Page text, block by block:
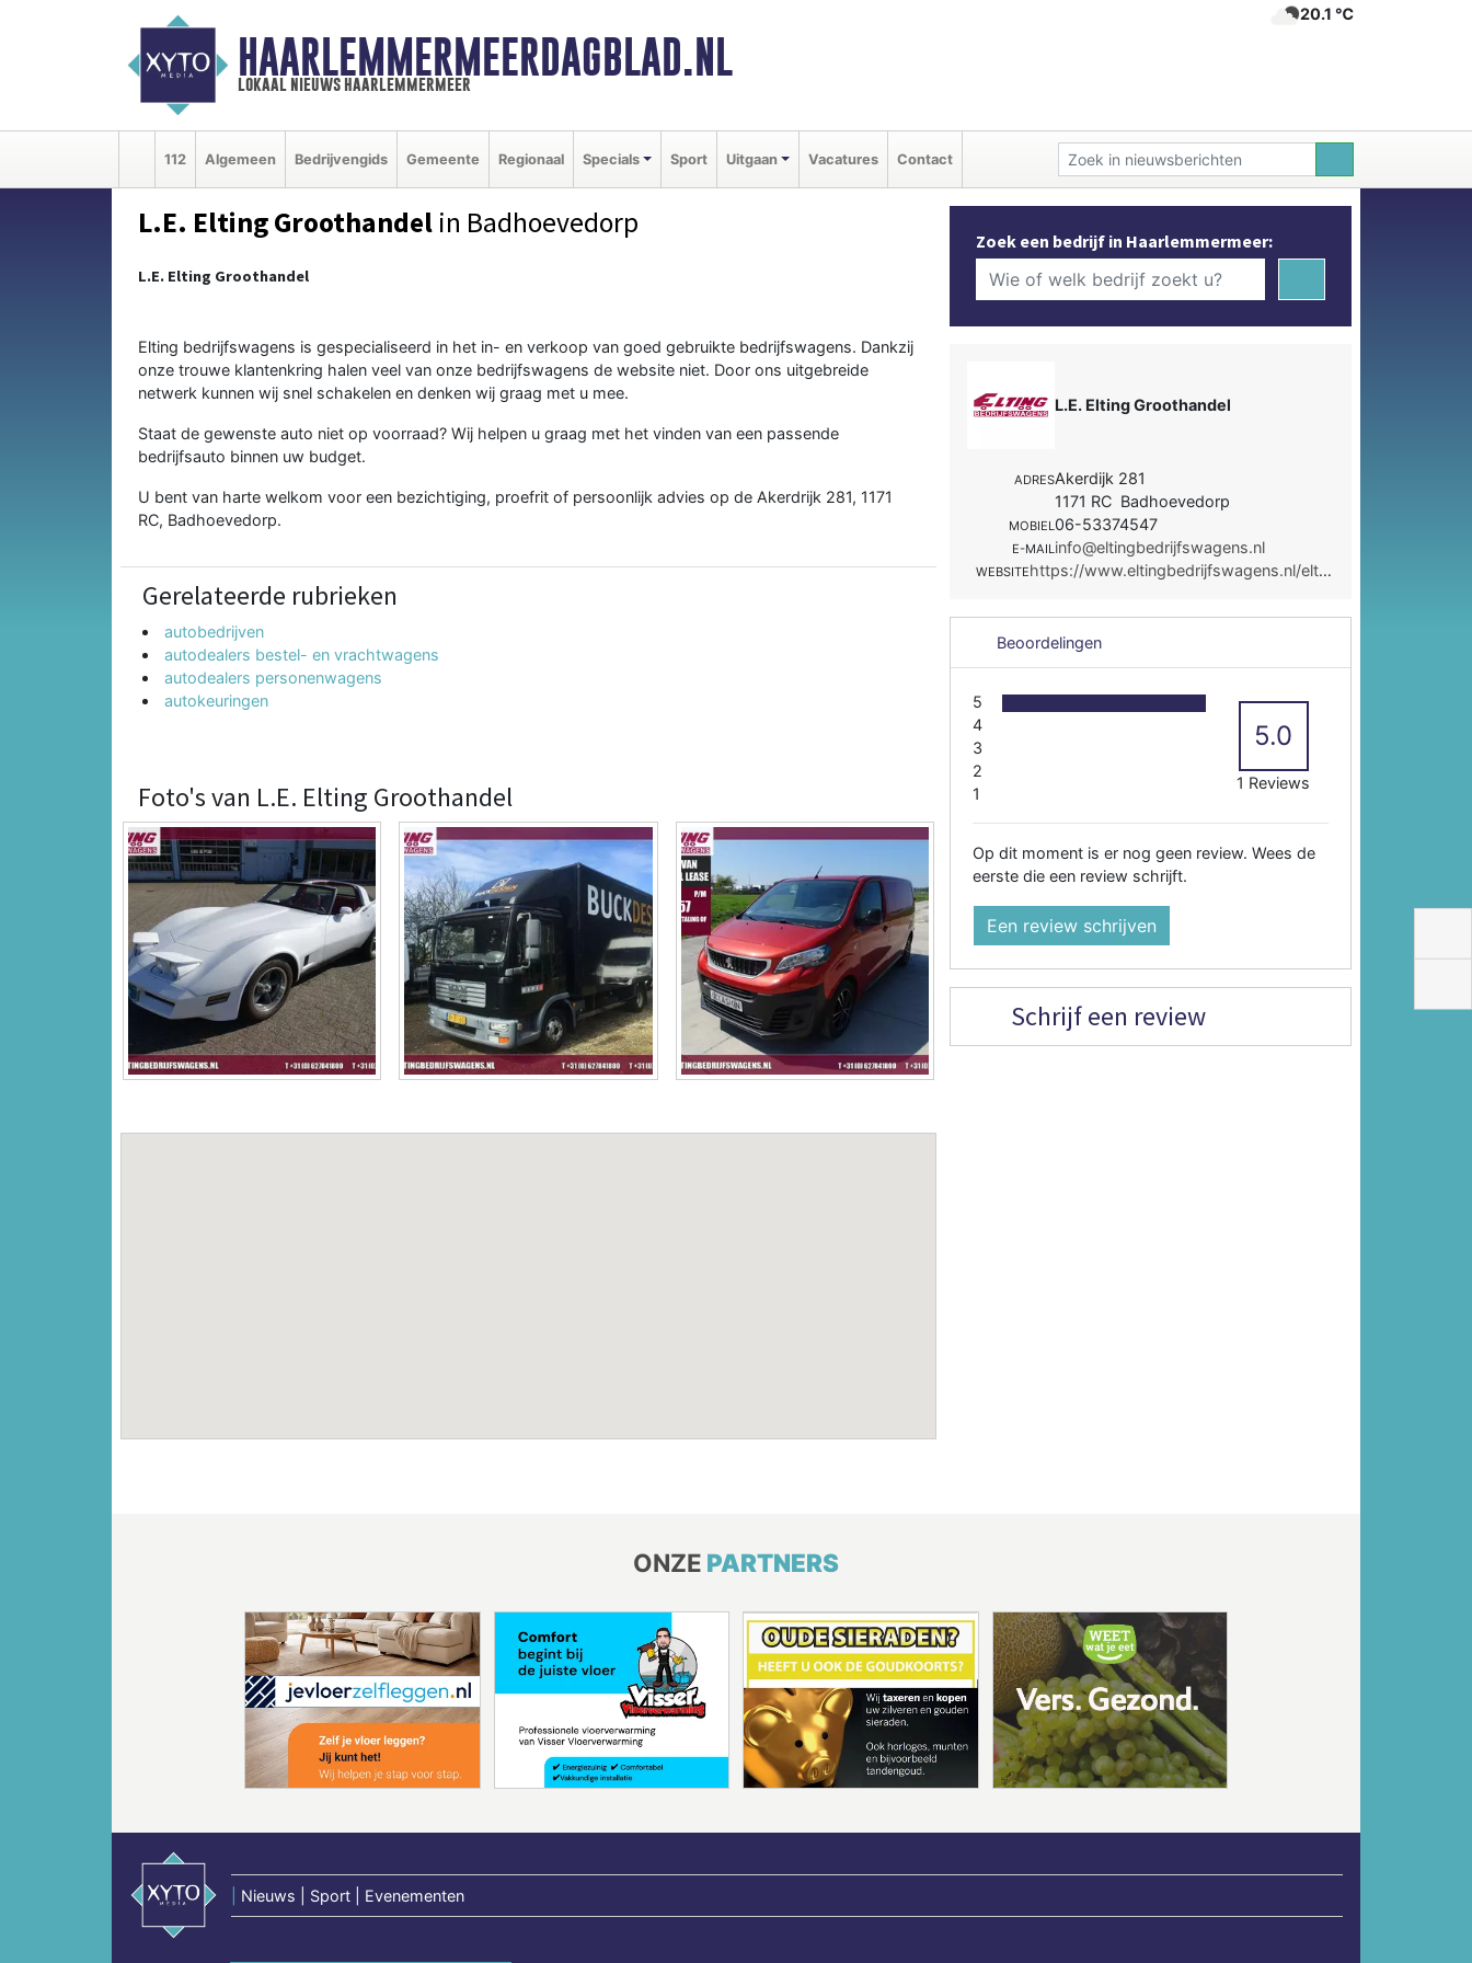
HAARLEMMERMEERDAGBLAD.NL
lokaal nieuws haarlemmermeer
20.1 ℃
112 Algemeen Bedrijvengids Gemeente Regionaal Specials Sport Uitgaan Vacatures Contact
L.E. Elting Groothandel in Badhoevedorp
L.E. Elting Groothandel
Elting bedrijfswagens is gespecialiseerd in het in- en verkoop van goed gebruikte bedrijfswagens. Dankzij
onze trouwe klantenkring halen veel van onze bedrijfswagens de website niet. Door ons uitgebreide
netwerk kunnen wij snel schakelen en denken wij graag met u mee.
Staat de gewenste auto niet op voorraad? Wij helpen u graag met het vinden van een passende
bedrijfsauto binnen uw budget.
U bent van harte welkom voor een bezichtiging, proefrit of persoonlijk advies op de Akerdrijk 281, 1171
RC, Badhoevedorp.
Gerelateerde rubrieken
autobedrijven
autodealers bestel- en vrachtwagens
autodealers personenwagens
autokeuringen
Foto's van L.E. Elting Groothandel
Zoek een bedrijf in Haarlemmermeer:
L.E. Elting Groothandel
ADRESAkerdijk 281
1171 RC Badhoevedorp
MOBIEL06-53374547
E-MAILinfo@eltingbedrijfswagens.nl
WEBSITE https://www.eltingbedrijfswagens.nl/eltingbedrijfswagens/
Beoordelingen
5
4
3
2
1
5.0
1 Reviews
Op dit moment is er nog geen review. Wees de
eerste die een review schrijft.
Een review schrijven
Schrijf een review
ONZE PARTNERS
Nieuws | Sport | Evenementen